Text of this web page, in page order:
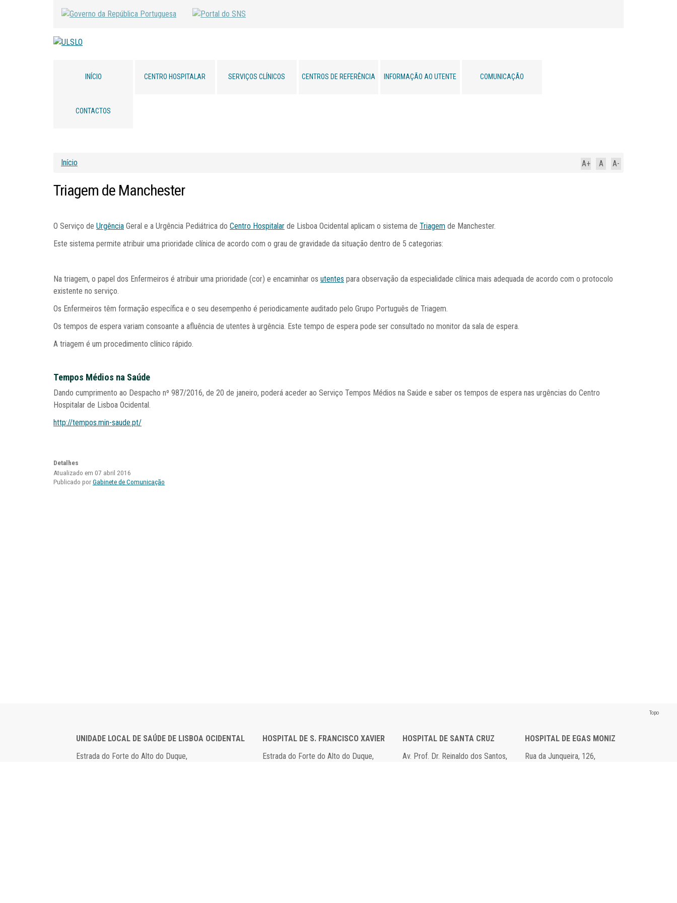
INÍCIO CENTRO HOSPITALAR SERVIÇOS CLÍNICOS CENTROS DE REFERÊNCIA INFORMAÇÃO AO UTENTE COMUNICAÇÃO
CONTACTOS
A-
A
A+
Início
Triagem de Manchester
O Serviço de Urgência Geral e a Urgência Pediátrica do Centro Hospitalar de Lisboa Ocidental aplicam o sistema de Triagem de Manchester.
Este sistema permite atribuir uma prioridade clínica de acordo com o grau de gravidade da situação dentro de 5 categorias:
Na triagem, o papel dos Enfermeiros é atribuir uma prioridade (cor) e encaminhar os utentes para observação da especialidade clínica mais adequada de acordo com o protocolo
existente no serviço.
Os Enfermeiros têm formação específica e o seu desempenho é periodicamente auditado pelo Grupo Português de Triagem.
Os tempos de espera variam consoante a afluência de utentes à urgência. Este tempo de espera pode ser consultado no monitor da sala de espera.
A triagem é um procedimento clínico rápido.
Tempos Médios na Saúde
Dando cumprimento ao Despacho nº 987/2016, de 20 de janeiro, poderá aceder ao Serviço Tempos Médios na Saúde e saber os tempos de espera nas urgências do Centro
Hospitalar de Lisboa Ocidental.
http://tempos.min-saude.pt/
Detalhes
Atualizado em 07 abril 2016
Publicado por Gabinete de Comunicação
UNIDADE LOCAL DE SAÚDE DE LISBOA OCIDENTAL
Estrada do Forte do Alto do Duque,
HOSPITAL DE S. FRANCISCO XAVIER
Estrada do Forte do Alto do Duque,
HOSPITAL DE SANTA CRUZ
Av. Prof. Dr. Reinaldo dos Santos,
HOSPITAL DE EGAS MONIZ
Rua da Junqueira, 126,
Topo